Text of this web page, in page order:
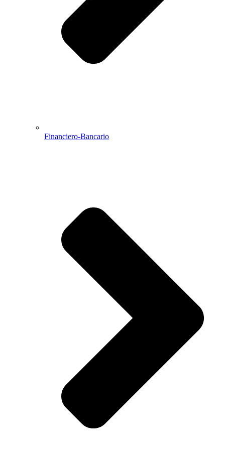
Financiero-Bancario